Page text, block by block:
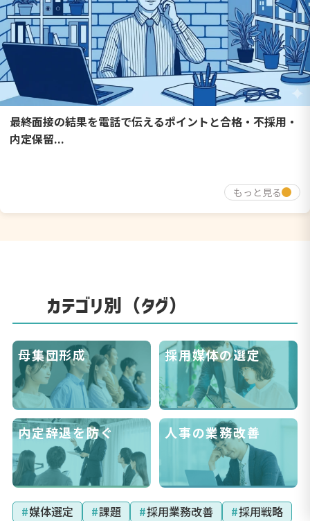
最終面接の結果を電話で伝えるポイントと合格・不採用・
内定保留...
もっと見る
カテゴリ別（タグ）
母集団形成 採用媒体の選定
内定辞退を防ぐ 人事の業務改善
#媒体選定 #課題 #採用業務改善 #採用戦略